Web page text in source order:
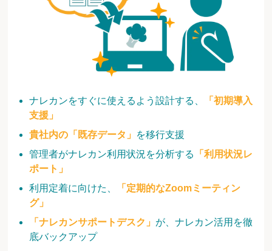
ナレカンをすぐに使えるよう設計する、
「初期導入
支援」
貴社内の「既存データ」 を移行支援
管理者がナレカン利用状況を分析する
「利用状況レ
ポート」
利用定着に向けた、
「定期的なZoomミーティン
グ」
「ナレカンサポートデスク」 が、ナレカン活用を徹
底バックアップ